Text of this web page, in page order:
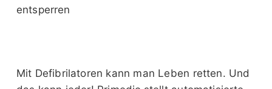
entsperren
Mit Defibrilatoren kann man Leben retten. Und